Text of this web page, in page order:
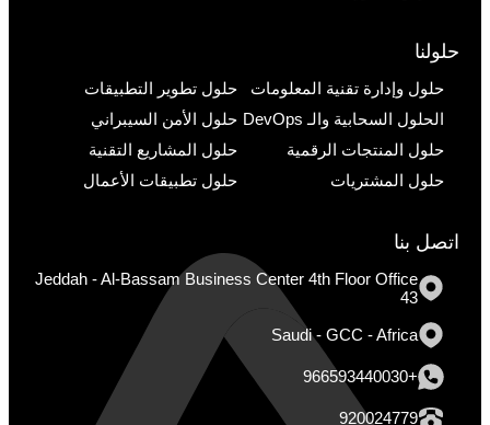
حلولنا
حلول وإدارة تقنية المعلومات
حلول تطوير التطبيقات
الحلول السحابية والـ DevOps
حلول الأمن السيبراني
حلول المنتجات الرقمية
حلول المشاريع التقنية
حلول المشتريات
حلول تطبيقات الأعمال
اتصل بنا
Jeddah - Al-Bassam Business Center 4th Floor Office
43
Saudi - GCC - Africa
+966593440030
920024779